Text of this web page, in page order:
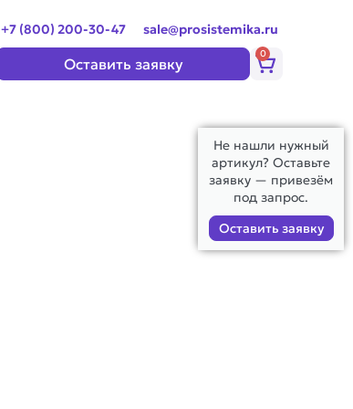
+7 (800) 200-30-47 sale@prosistemika.ru
Оставить заявку
0
Корзина
Не нашли нужный
артикул? Оставьте
заявку — привезём
под запрос.
Оставить заявку